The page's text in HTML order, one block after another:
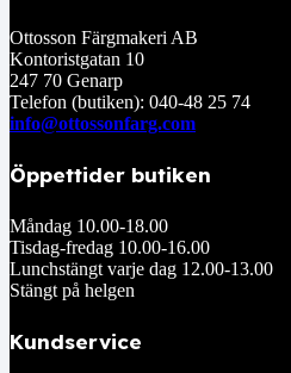
Ottosson Färgmakeri AB
Kontoristgatan 10
247 70 Genarp
Telefon (butiken): 040-48 25 74
info@ottossonfarg.com
Öppettider butiken
Måndag 10.00-18.00
Tisdag-fredag 10.00-16.00
Lunchstängt varje dag 12.00-13.00
Stängt på helgen
Kundservice